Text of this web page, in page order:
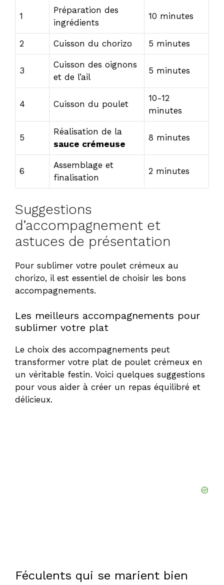
1
Préparation des
ingrédients
10 minutes
2 Cuisson du chorizo 5 minutes
3
Cuisson des oignons
et de l’ail
5 minutes
4 Cuisson du poulet
10-12
minutes
5
Réalisation de la
sauce crémeuse
8 minutes
6
Assemblage et
finalisation
2 minutes
Suggestions
d’accompagnement et
astuces de présentation
Pour sublimer votre poulet crémeux au
chorizo, il est essentiel de choisir les bons
accompagnements.
Les meilleurs accompagnements pour
sublimer votre plat
Le choix des accompagnements peut
transformer votre plat de poulet crémeux en
un véritable festin. Voici quelques suggestions
pour vous aider à créer un repas équilibré et
délicieux.
Féculents qui se marient bien